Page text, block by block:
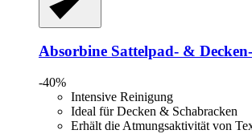
Absorbine Sattelpad-​ &
-40%
Intensive Reinigung
Ideal für Decken & Schabracken
Erhält die Atmungsaktivität von